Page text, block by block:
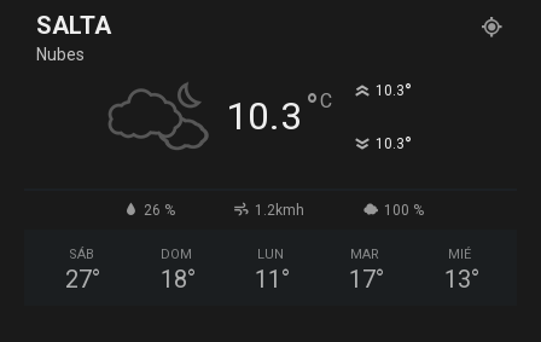
SALTA
Nubes
10.3 °C 10.3°
10.3°
26 % 1.2kmh 100 %
SÁB
27°
DOM
18°
LUN
11 °
MAR
17°
MIÉ
13°